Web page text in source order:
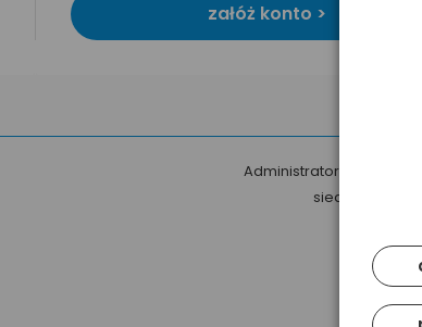
załóż konto >
Administratorem Twoich
siedzibą w